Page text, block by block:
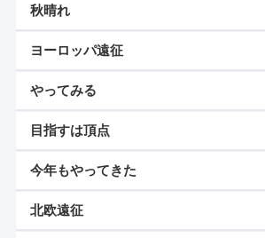
秋晴れ
ヨーロッパ遠征
やってみる
目指すは頂点
今年もやってきた
北欧遠征